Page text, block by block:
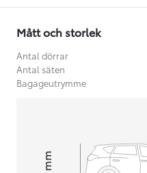
Mått och storlek
Antal dörrar
Antal säten
Bagageutrymme
mm